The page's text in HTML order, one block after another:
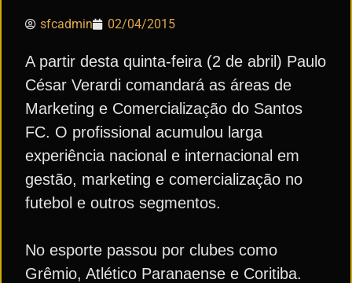
sfcadmin 02/04/2015
A partir desta quinta-feira (2 de abril) Paulo
César Verardi comandará as áreas de
Marketing e Comercialização do Santos
FC. O profissional acumulou larga
experiência nacional e internacional em
gestão, marketing e comercialização no
futebol e outros segmentos.
No esporte passou por clubes como
Grêmio, Atlético Paranaense e Coritiba.